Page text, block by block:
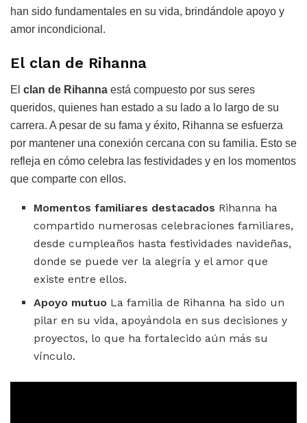
han sido fundamentales en su vida, brindándole apoyo y
amor incondicional.
El clan de Rihanna
El clan de Rihanna está compuesto por sus seres
queridos, quienes han estado a su lado a lo largo de su
carrera. A pesar de su fama y éxito, Rihanna se esfuerza
por mantener una conexión cercana con su familia. Esto se
refleja en cómo celebra las festividades y en los momentos
que comparte con ellos.
Momentos familiares destacados Rihanna ha
compartido numerosas celebraciones familiares,
desde cumpleaños hasta festividades navideñas,
donde se puede ver la alegría y el amor que
existe entre ellos.
Apoyo mutuo La familia de Rihanna ha sido un
pilar en su vida, apoyándola en sus decisiones y
proyectos, lo que ha fortalecido aún más su
vínculo.